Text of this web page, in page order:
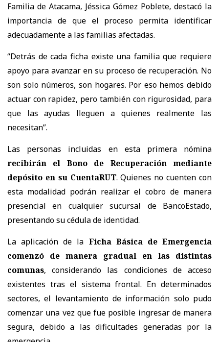
Familia de Atacama, Jéssica Gómez Poblete, destacó la
importancia de que el proceso permita identificar
adecuadamente a las familias afectadas.
“Detrás de cada ficha existe una familia que requiere
apoyo para avanzar en su proceso de recuperación. No
son solo números, son hogares. Por eso hemos debido
actuar con rapidez, pero también con rigurosidad, para
que las ayudas lleguen a quienes realmente las
necesitan”.
Las personas incluidas en esta primera nómina
recibirán el Bono de Recuperación mediante
depósito en su CuentaRUT. Quienes no cuenten con
esta modalidad podrán realizar el cobro de manera
presencial en cualquier sucursal de BancoEstado,
presentando su cédula de identidad.
La aplicación de la Ficha Básica de Emergencia
comenzó de manera gradual en las distintas
comunas, considerando las condiciones de acceso
existentes tras el sistema frontal. En determinados
sectores, el levantamiento de información solo pudo
comenzar una vez que fue posible ingresar de manera
segura, debido a las dificultades generadas por la